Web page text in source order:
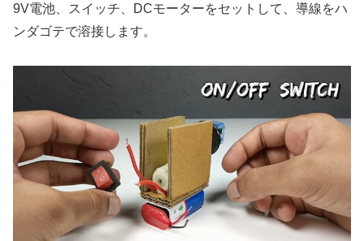
9V電池、スイッチ、DCモーターをセットして、導線をハ
ンダゴテで溶接します。